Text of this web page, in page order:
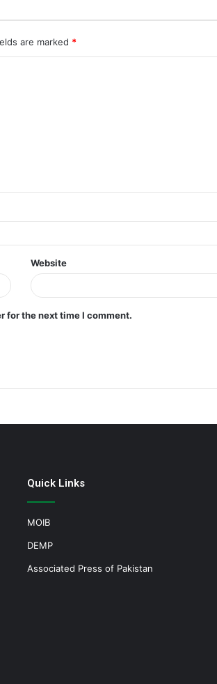
are marked *
Website
for the next time I comment.
Quick Links
MOIB
DEMP
Associated Press of Pakistan